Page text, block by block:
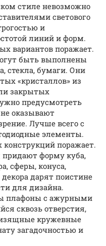
стиле невозможно
светового
и
линий и форм.
вариантов поражает.
быть выполнены
стекла, бумаги. Они
«кристаллов» из
закрытых
предусмотреть
оказывают
Лучше всего с
элементы.
конструкций поражает.
форму куба,
сферы, конуса,
дарят поистине
для дизайна.
плафоны с ажурными
сквозь отверстия,
изящные кружевные
загадочностью и